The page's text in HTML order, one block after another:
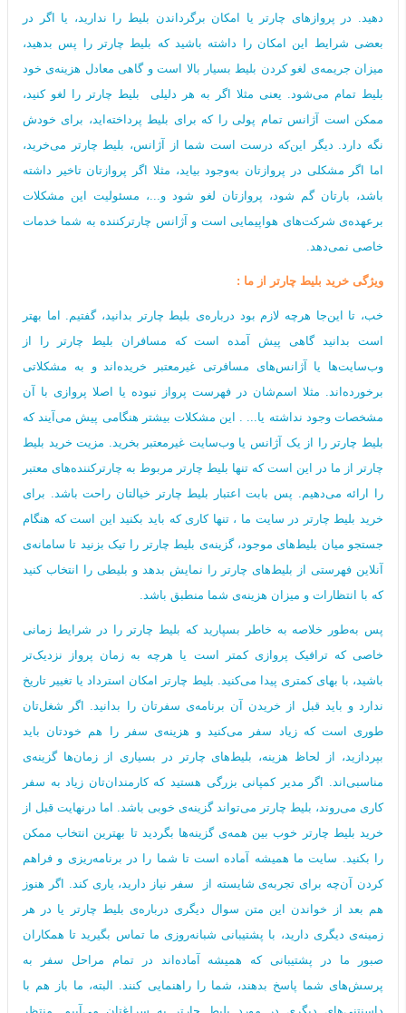
دهید. در پروازهای چارتر یا امکان برگرداندن بلیط را ندارید، یا اگر در
بعضی شرایط این امکان را داشته باشید که بلیط چارتر را پس بدهید،
میزان جریمه‌ی لغو کردن بلیط بسیار بالا است و گاهی معادل هزینه‌ی خود
بلیط تمام می‌شود. یعنی مثلا اگر به هر دلیلی بلیط چارتر را لغو کنید،
ممکن است آژانس تمام پولی را که برای بلیط پرداخته‌اید، برای خودش
نگه‌ دارد. دیگر این‌که درست است شما از آژانس، بلیط چارتر می‌خرید،
اما اگر مشکلی در پروازتان به‌وجود بیاید، مثلا اگر پروازتان تاخیر داشته
باشد، بارتان گم شود، پروازتان لغو شود و...، مسئولیت این مشکلات
برعهده‌ی شرکت‌های هواپیمایی است و آژانس چارترکننده به شما خدمات
خاصی نمی‌دهد.
ویژگی خرید‌ بلیط چارتر از ما :
خب، تا این‌جا هرچه لازم بود درباره‌ی بلیط چارتر بدانید، گفتیم. اما بهتر
است بدانید گاهی پیش آمده است که مسافران بلیط چارتر را از
وب‌سایت‌ها یا آژانس‌های مسافرتی غیرمعتبر خریده‌اند و به مشکلاتی
برخورده‌اند. مثلا اسم‌شان در فهرست پرواز نبوده یا اصلا پروازی با آن
مشخصات وجود نداشته یا... . این مشکلات بیشتر هنگامی پیش می‌آیند که
بلیط چارتر را از یک آژانس یا وب‌سایت غیرمعتبر بخرید. مزیت خرید بلیط
چارتر از ما در این است که تنها بلیط چارتر مربوط به چارترکننده‌های معتبر
را ارائه می‌دهیم. پس بابت اعتبار بلیط چارتر خیالتان راحت باشد. برای
خرید بلیط چارتر در سایت ما ، تنها کاری که باید بکنید این است که هنگام
جستجو میان بلیط‌های موجود، گزینه‌ی بلیط چارتر را تیک بزنید تا سامانه‌ی
آنلاین فهرستی از بلیط‌های چارتر را نمایش بدهد و بلیطی را انتخاب کنید
که با انتظارات و میزان هزینه‌ی شما منطبق باشد.
پس به‌طور خلاصه به خاطر بسپارید که بلیط چارتر را در شرایط زمانی
خاصی که ترافیک پروازی کمتر است یا هرچه به زمان پرواز نزدیک‌تر
باشید، با بهای کمتری پیدا می‌کنید. بلیط چارتر امکان استرداد یا تغییر تاریخ
ندارد و باید قبل از خریدن آن برنامه‌ی سفرتان را بدانید. اگر شغل‌تان
طوری است که زیاد سفر می‌کنید و هزینه‌ی سفر را هم خودتان باید
بپردازید، از لحاظ هزینه، بلیط‌های چارتر در بسیاری از زمان‌ها گزینه‌ی
مناسبی‌اند. اگر مدیر کمپانی بزرگی هستید که کارمندان‌تان زیاد به سفر
کاری می‌روند، بلیط چارتر می‌تواند گزینه‌ی خوبی باشد. اما درنهایت قبل از
خرید بلیط چارتر خوب بین همه‌ی گزینه‌ها بگردید تا بهترین انتخاب ممکن
را بکنید. سایت ما همیشه آماده است تا شما را در برنامه‌ریزی و فراهم
کردن آن‌چه برای تجربه‌ی شایسته از سفر نیاز دارید، یاری کند. اگر هنوز
هم بعد از خواندن این متن سوال دیگری درباره‌ی بلیط چارتر یا در هر
زمینه‌ی دیگری دارید، با پشتیبانی شبانه‌روزی ما تماس بگیرید تا همکاران
صبور ما در پشتیبانی که همیشه آماده‌اند در تمام مراحل سفر به
پرسش‌های شما پاسخ بدهند، شما را راهنمایی کنند. البته، ما باز هم با